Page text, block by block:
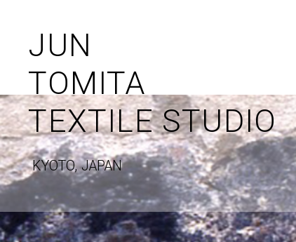
JUN
TOMITA
TEXTILE STUDIO
KYOTO, JAPAN